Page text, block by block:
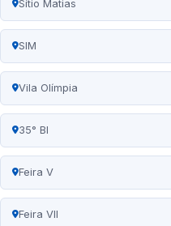
Sítio Matias
SIM
Vila Olímpia
35° BI
Feira V
Feira VII